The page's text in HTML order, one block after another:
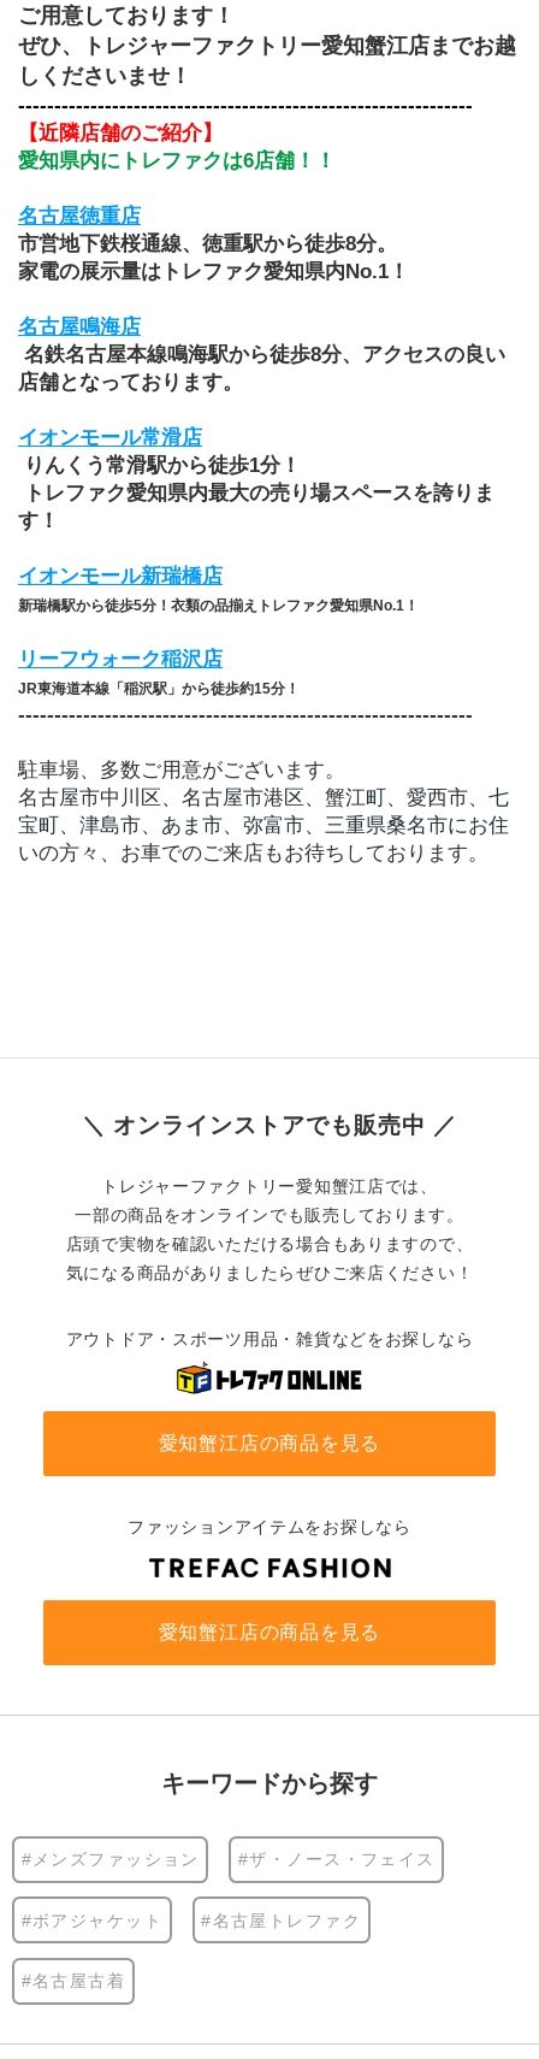
ご用意しております！
ぜひ、トレジャーファクトリー愛知蟹江店までお越
しくださいませ！
---------------------------------------------------------------
【近隣店舗のご紹介】
愛知県内にトレファクは6店舗！！
名古屋徳重店
市営地下鉄桜通線、徳重駅から徒歩8分。
家電の展示量はトレファク愛知県内No.1！
名古屋鳴海店
店舗となっております。
イオンモール常滑店
りんくう常滑駅から徒歩1分！
す！
イオンモール新瑞橋店
新瑞橋駅から徒歩5分！衣類の品揃えトレファク愛知県No.1！
リーフウォーク稲沢店
JR東海道本線「稲沢駅」から徒歩約15分！
​---------------------------------------------------------------
駐車場、多数ご用意がございます。
名古屋市中川区、名古屋市港区、蟹江町、愛西市、七
宝町、津島市、あま市、弥富市、三重県桑名市にお住
いの方々、 お車でのご来店もお待ちしております。
＼ オンラインストアでも販売中 ／
トレジャーファクトリー愛知蟹江店では、
一部の商品をオンラインでも販売しております。
店頭で実物を確認いただける場合もありますので、
気になる商品がありましたらぜひご来店ください！
アウトドア・スポーツ用品・雑貨などをお探しなら
愛知蟹江店の商品を見る
ファッションアイテムをお探しなら
愛知蟹江店の商品を見る
キーワードから探す
#メンズファッション #ザ・ノース・フェイス
#ボアジャケット #名古屋トレファク
#名古屋古着